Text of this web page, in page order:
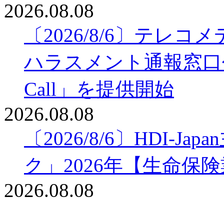
2026.08.08
〔2026/8/6〕テレコ
ハラスメント通報窓
Call」を提供開始
2026.08.08
〔2026/8/6〕HDI-
ク」2026年【生命保
2026.08.08